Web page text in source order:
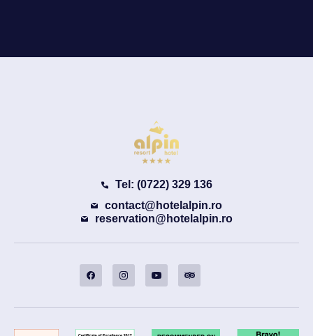
Tel: (0722) 329 136
contact@hotelalpin.ro
reservation@hotelalpin.ro